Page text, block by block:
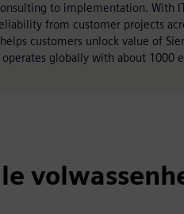
to implementation. With
from customer projects
customers unlock value of
globally with about 1000